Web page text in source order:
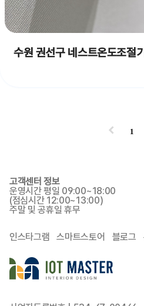
수원 권선구 네스트온도조절
1
고객센터 정보
운영시간 평일 09:00~18:00
(점심시간 12:00~13:00)
주말 및 공휴일 휴무
인스타그램 스마트스토어 블로그